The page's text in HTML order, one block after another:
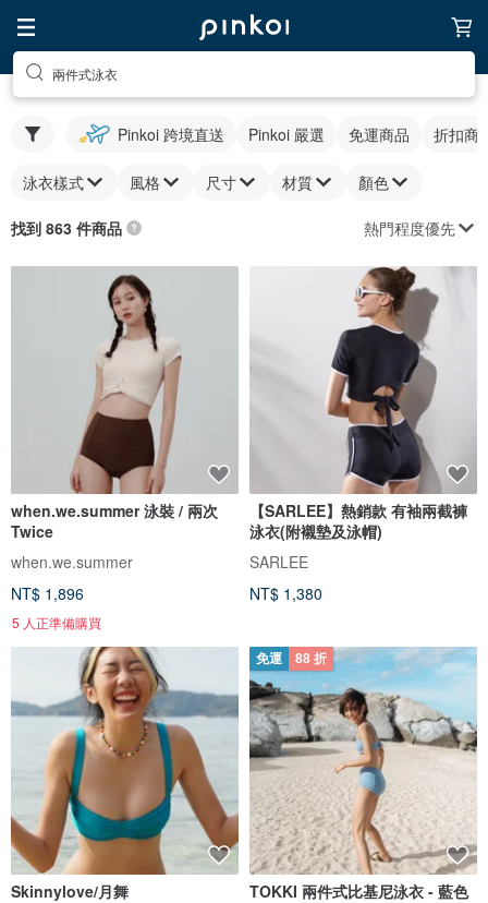
兩件式泳衣
Pinkoi 跨境直送 Pinkoi 嚴選 免運商品 折扣商
泳衣樣式 風格 尺寸 材質 顏色
找到 863 件商品 熱門程度優先
when.we.summer 泳裝 / 兩次
Twice
when.we.summer
NT$ 1,896
5 人正準備購買
【SARLEE】熱銷款 有袖兩截褲
泳衣(附襯墊及泳帽)
SARLEE
NT$ 1,380
Skinnylove/月舞
免運 88 折
TOKKI 兩件式比基尼泳衣 - 藍色